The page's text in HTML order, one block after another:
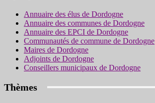
Annuaire des élus de Dordogne
Annuaire des communes de Dordogne
Annuaire des EPCI de Dordogne
Communautés de commune de Dordogne
Maires de Dordogne
Adjoints de Dordogne
Conseillers municipaux de Dordogne
Thèmes